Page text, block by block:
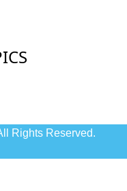
Rights Reserved.